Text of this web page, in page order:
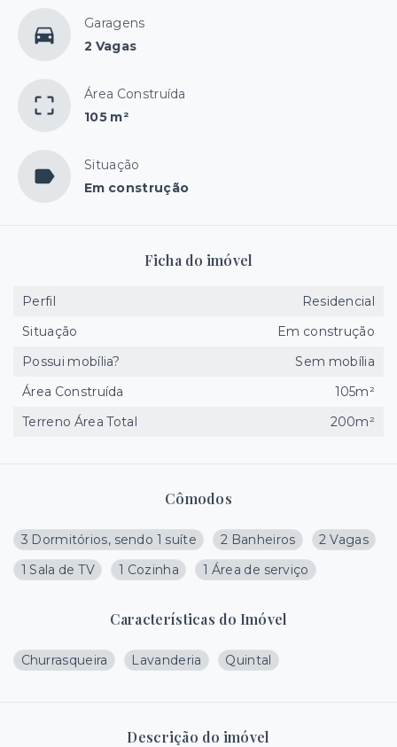
Garagens
2 Vagas
Área Construída
105 m²
Situação
Em construção
Cômodos
3 Dormitórios, sendo 1 suíte 2 Banheiros
2 Vagas
1 Sala de TV
1 Cozinha 1 Área de serviço
Características do Imóvel
Churrasqueira Lavanderia Quintal
Descrição do imóvel
Ficha do imóvel
Perfil
Residencial
Situação
Em construção
Possui mobília?
Sem mobília
Área Construída
105m²
Terreno Área Total
200m²